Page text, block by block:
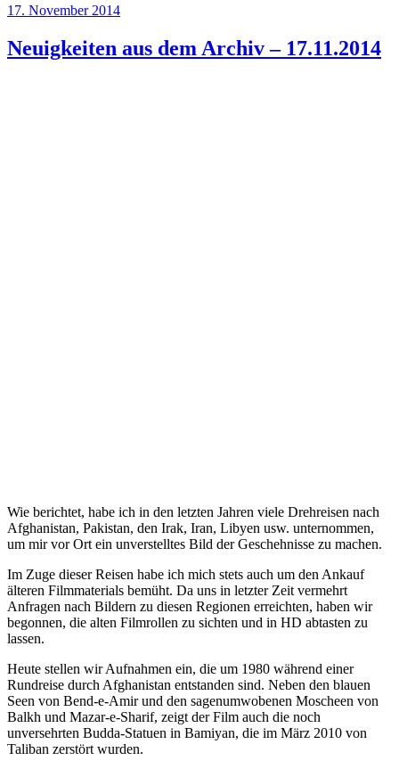
Veröffentlicht
17. November 2014
Neuigkeiten aus dem Archiv – 17.11.2014
Wie berichtet, habe ich in den letzten Jahren viele Drehreisen nach
Afghanistan, Pakistan, den Irak, Iran, Libyen usw. unternommen,
um mir vor Ort ein unverstelltes Bild der Geschehnisse zu machen.
Im Zuge dieser Reisen habe ich mich stets auch um den Ankauf
älteren Filmmaterials bemüht. Da uns in letzter Zeit vermehrt
Anfragen nach Bildern zu diesen Regionen erreichten, haben wir
begonnen, die alten Filmrollen zu sichten und in HD abtasten zu
lassen.
Heute stellen wir Aufnahmen ein, die um 1980 während einer
Rundreise durch Afghanistan entstanden sind. Neben den blauen
Seen von Bend-e-Amir und den sagenumwobenen Moscheen von
Balkh und Mazar-e-Sharif, zeigt der Film auch die noch
unversehrten Budda-Statuen in Bamiyan, die im März 2010 von
Taliban zerstört wurden.